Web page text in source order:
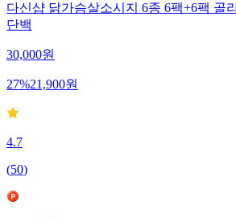
다신샵 닭가슴살소시지 6종 6팩+6팩 골
단백
30,000원
27%21,900원
4.7
(50)